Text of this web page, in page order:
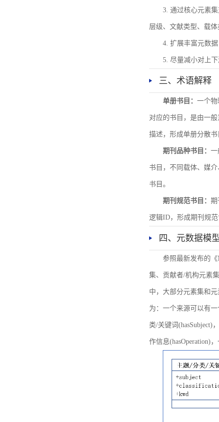
3. 通过核心元素
层级、文献类型、载
4. 扩展丰富元数
5. 尽量减小对上
三、术语解释
单册书目： 一个
对应的书目，是由一
描述，形成单册分散
期刊品种书目： 一
书目，不同载体、媒
书目。
期刊规范书目： 期
逻辑ID，形成期刊规
四、元数据模
参照最新发布的
集、贡献者/机构元素
中，大部分元素集和
为：一个来源可以有
类/关键词(hasSubject)
作信息(hasOperation)